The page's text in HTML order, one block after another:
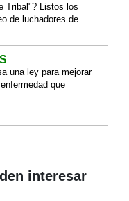
Tribal"? Listos los
de luchadores de
una ley para mejorar
que
interesar